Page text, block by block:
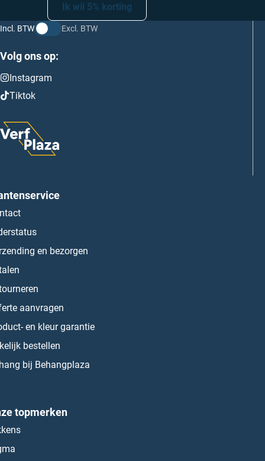
Ik wil 5% korting
Incl. BTW Excl. BTW
Volg ons op:
Instagram
Tiktok
en bezorgen
aanvragen
en kleur garantie
bestellen
bij Behangplaza
topmerken